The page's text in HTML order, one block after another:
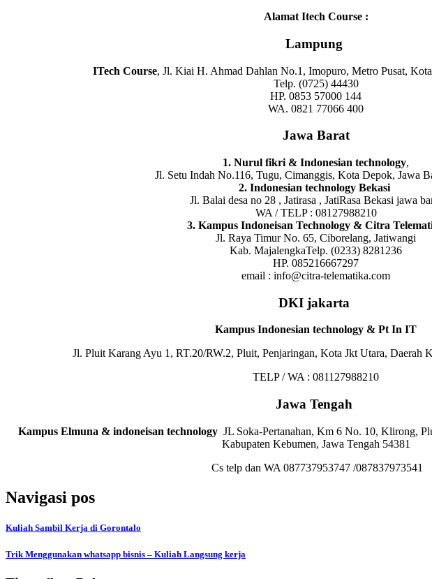
Alamat Itech Course :
Lampung
ITech Course, Jl. Kiai H. Ahmad Dahlan No.1, Imopuro, Metro Pusat,
Telp. (0725) 44430
HP. 0853 57000 144
WA. 0821 77066 400
Jawa Barat
1. Nurul fikri & Indonesian technology,
Jl. Setu Indah No.116, Tugu, Cimanggis, Kota Depok, Jawa
2. Indonesian technology Bekasi
Jl. Balai desa no 28 , Jatirasa , JatiRasa Bekasi jawa
WA / TELP : 08127988210
3. Kampus Indoneisan Technology & Citra
Jl. Raya Timur No. 65, Ciborelang, Jatiwangi
Kab. MajalengkaTelp. (0233) 8281236
HP. 085216667297
email : info@citra-telematika.com
DKI jakarta
Kampus Indonesian technology & Pt In IT
Jl. Pluit Karang Ayu 1, RT.20/RW.2, Pluit, Penjaringan, Kota Jkt Utara, Daerah
TELP / WA : 081127988210
Jawa Tengah
Kampus Elmuna & indoneisan technologyJL Soka-Pertanahan, Km 6 No. 10, Klirong,
Kabupaten Kebumen, Jawa Tengah 54381
Cs telp dan WA 087737953747 /087837973541
Navigasi pos
Kuliah Sambil Kerja di Gorontalo
Trik Menggunakan whatsapp bisnis – Kuliah Langsung kerja